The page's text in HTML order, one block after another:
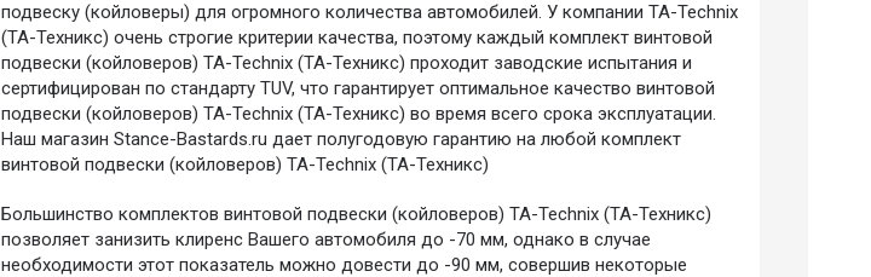
подвеску (койловеры) для огромного количества автомобилей. У компании TA-Technix
(ТА-Техникс) очень строгие критерии качества, поэтому каждый комплект винтовой
подвески (койловеров) TA-Technix (ТА-Техникс) проходит заводские испытания и
сертифицирован по стандарту TUV, что гарантирует оптимальное качество винтовой
подвески (койловеров) TA-Technix (ТА-Техникс) во время всего срока эксплуатации.
Наш магазин Stance-Bastards.ru дает полугодовую гарантию на любой комплект
винтовой подвески (койловеров) TA-Technix (ТА-Техникс)
Большинство комплектов винтовой подвески (койловеров) TA-Technix (ТА-Техникс)
позволяет занизить клиренс Вашего автомобиля до -70 мм, однако в случае
необходимости этот показатель можно довести до -90 мм, совершив некоторые